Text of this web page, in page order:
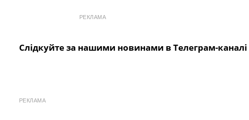
РЕКЛАМА
Слідкуйте за нашими новинами в Телеграм-каналі
РЕКЛАМА